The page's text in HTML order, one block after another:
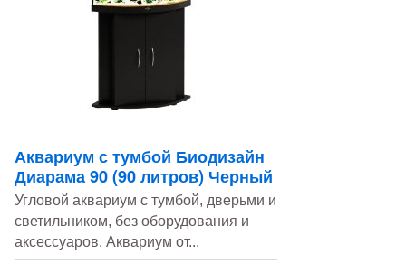
Аквариум с тумбой Биодизайн
Диарама 90 (90 литров) Черный
Угловой аквариум с тумбой, дверьми и
светильником, без оборудования и
аксессуаров. Аквариум от...